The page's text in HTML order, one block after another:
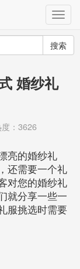
搜索
婚纱礼
：3626
亮的婚纱礼
还需要一个礼
对您的婚纱礼
就分享一些一
服挑选时需要